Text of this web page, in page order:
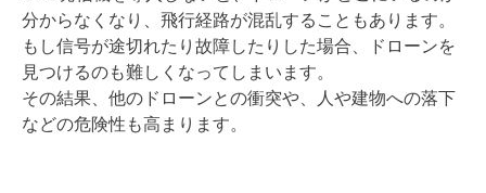
分からなくなり、飛行経路が混乱することもあります。
もし信号が途切れたり故障したりした場合、ドローンを
見つけるのも難しくなってしまいます。
その結果、他のドローンとの衝突や、人や建物への落下
などの危険性も高まります。